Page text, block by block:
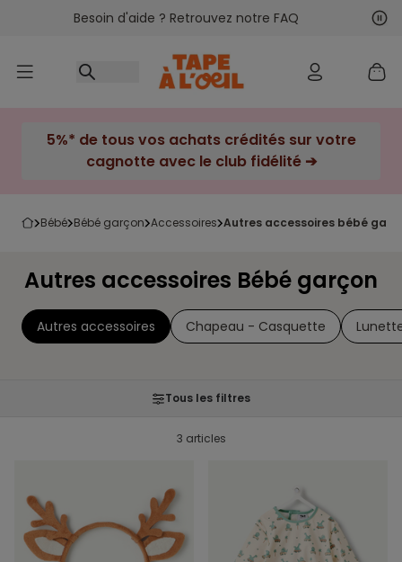
Accéder au contenu
Besoin d'aide ? Retrouvez notre FAQ
5%* de tous vos achats crédités sur votre
cagnotte avec le club fidélité ➔
bébé bébé garçon accessoires autres accessoires bébé
Autres accessoires Bébé garçon
Autres accessoires Chapeau - Casquette
Tous les filtres
3 articles